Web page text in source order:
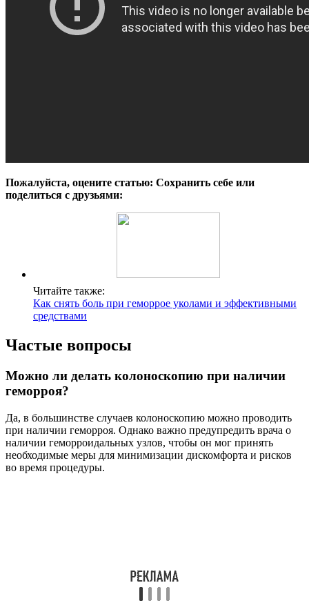
Пожалуйста, оцените статью: Сохранить себе или
поделиться с друзьями:
Читайте также:
Как снять боль при геморрое уколами и эффективными
средствами
Частые вопросы
Можно ли делать колоноскопию при наличии
геморроя?
Да, в большинстве случаев колоноскопию можно проводить
при наличии геморроя. Однако важно предупредить врача о
наличии геморроидальных узлов, чтобы он мог принять
необходимые меры для минимизации дискомфорта и рисков
во время процедуры.